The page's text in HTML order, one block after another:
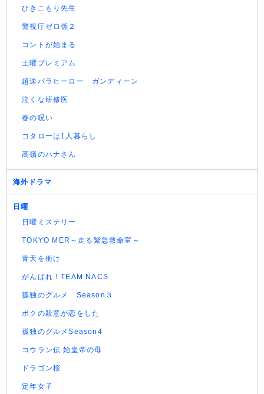
ひきこもり先生
警視庁ゼロ係２
コントが始まる
土曜プレミアム
超速パラヒーロー ガンディーン
泣くな研修医
春の呪い
コタローは1人暮らし
高嶺のハナさん
海外ドラマ
日曜
日曜ミステリー
TOKYO MER～走る緊急救命室～
青天を衝け
がんばれ！TEAM NACS
孤独のグルメ Season３
ボクの殺意が恋をした
孤独のグルメSeason4
コウラン伝 始皇帝の母
ドラゴン桜
定年女子